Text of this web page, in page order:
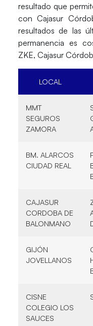
resultado que
con Cajasur
resultados de las
permanencia es
ZKE, Cajasur
LOCAL
MMT
SEGUROS
ZAMORA
BM. ALARCOS
CIUDAD REAL
CAJASUR
CORDOBA DE
BALONMANO
GIJÓN
JOVELLANOS
CISNE
COLEGIO LOS
SAUCES